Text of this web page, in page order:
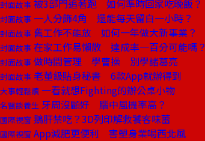
封面故事 被3部門追著跑 如何準時回家吃晚飯？
封面故事 一人分飾4角 還能每天留白一小時？
封面故事 舊工作不能放 如何一年做大新事業？
封面故事 在家工作易懶散 達成率一百分可能嗎？
封面故事 做時間管理 學曹操 別學諸葛亮
封面故事 老董級貼身秘書 6款App就辦得到
大事輕鬆讀 一看就想Fighting的辦公桌小物
名醫談養生 牙周沒顧好 腦中風機率高？
國際視窗 鵝肝禁吃？3D列印解救饕客味蕾
國際視窗 App減肥更便利 害塑身業喝西北風